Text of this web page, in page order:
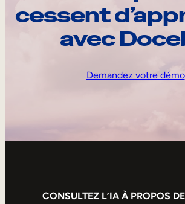
cessent
avec
Demandez votre démo
CONSULTEZ L’IA À PROPOS